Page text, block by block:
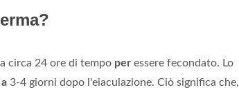
circa 24 ore di tempo per essere fecondato. Lo
a 3-4 giorni dopo l'eiaculazione. Ciò significa che,